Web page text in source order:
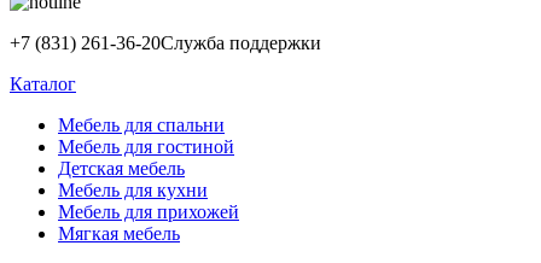
+7 (831) 261-36-20Служба поддержки
Каталог
Мебель для спальни
Мебель для гостиной
Детская мебель
Мебель для кухни
Мебель для прихожей
Мягкая мебель